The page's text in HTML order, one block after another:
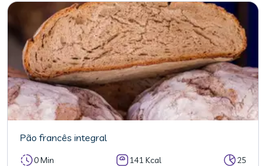
Pão francês integral
0 Min 141 Kcal 25